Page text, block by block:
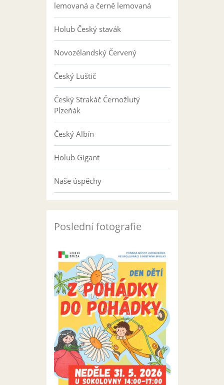
lemovaná a černě lemovaná
Holub Český stavák
Novozélandský Červený
Český Luštič
Český Strakáč Černožlutý
Plzeňák
Český Albín
Holub Gigant
Naše úspěchy
Poslední fotografie